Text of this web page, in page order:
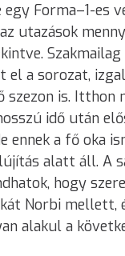
egy Forma–1-es
utazások
el a sorozat,
szezon is. Itthon
idő után
ennek a fő oka
alatt áll. A
hogy
Norbi mellett,
alakul a